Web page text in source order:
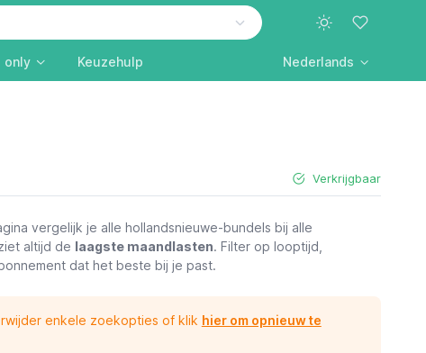
only Keuzehulp Nederlands
Verkrijgbaar
vergelijk je alle hollandsnieuwe-bundels bij alle
altijd de laagste maandlasten. Filter op looptijd,
dat het beste bij je past.
enkele zoekopties of klik hier om opnieuw te